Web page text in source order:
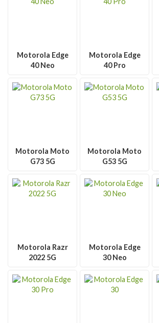
Motorola Edge
40 Neo
Motorola Edge
40 Pro
Motorola Moto
G73 5G
Motorola Moto
G53 5G
Motorola Razr
2022 5G
Motorola Edge
30 Neo